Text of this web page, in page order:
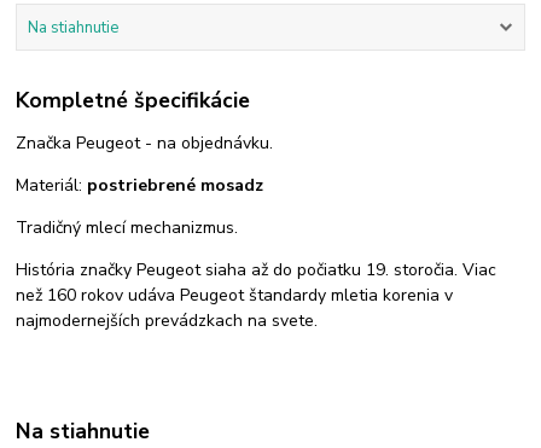
Na stiahnutie
Kompletné špecifikácie
Značka Peugeot - na objednávku.
Materiál: postriebrené mosadz
Tradičný mlecí mechanizmus.
História značky Peugeot siaha až do počiatku 19. storočia. Viac
než 160 rokov udáva Peugeot štandardy mletia korenia v
najmodernejších prevádzkach na svete.
Na stiahnutie